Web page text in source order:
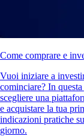
Come comprare e
Vuoi iniziare a
cominciare? In
scegliere una
e acquistare la tua
indicazioni pratiche
giorno.